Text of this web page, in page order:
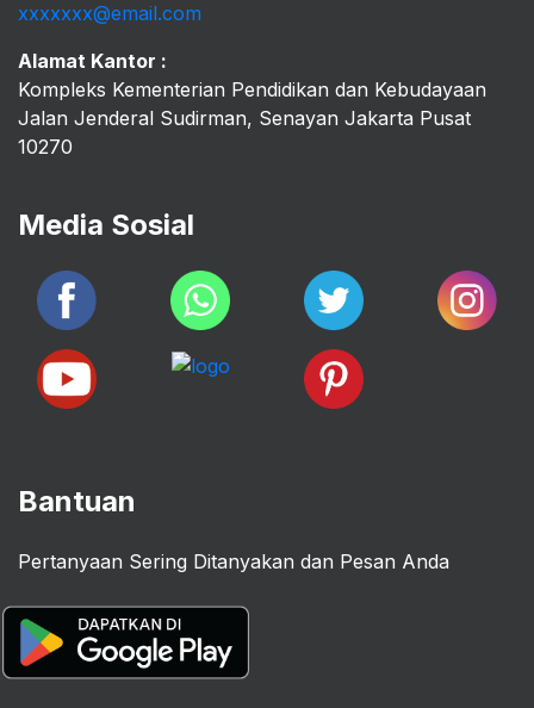
xxxxxxx@email.com
Alamat Kantor :
Kompleks Kementerian Pendidikan dan Kebudayaan
Jalan Jenderal Sudirman, Senayan Jakarta Pusat
10270
Media Sosial
Bantuan
Pertanyaan Sering Ditanyakan dan Pesan Anda